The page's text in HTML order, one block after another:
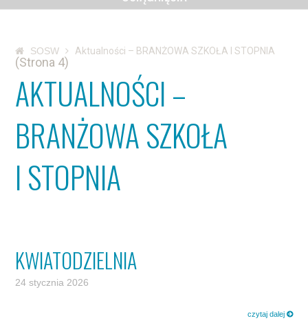
SOSW Aktualności – BRANŻOWA SZKOŁA I STOPNIA
(Strona 4)
AKTUALNOŚCI –
BRANŻOWA SZKOŁA
I STOPNIA
KWIATODZIELNIA
24 stycznia 2026
czytaj dalej